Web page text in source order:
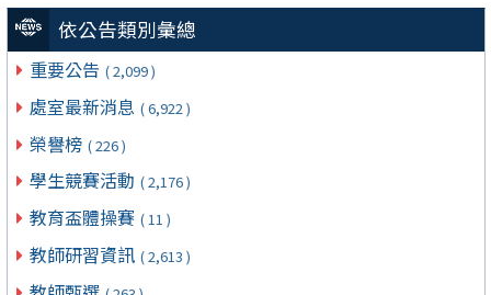
依公告類別彙總
重要公告 ( 2,099 )
處室最新消息 ( 6,922 )
榮譽榜 ( 226 )
學生競賽活動 ( 2,176 )
教育盃體操賽 ( 11 )
教師研習資訊 ( 2,613 )